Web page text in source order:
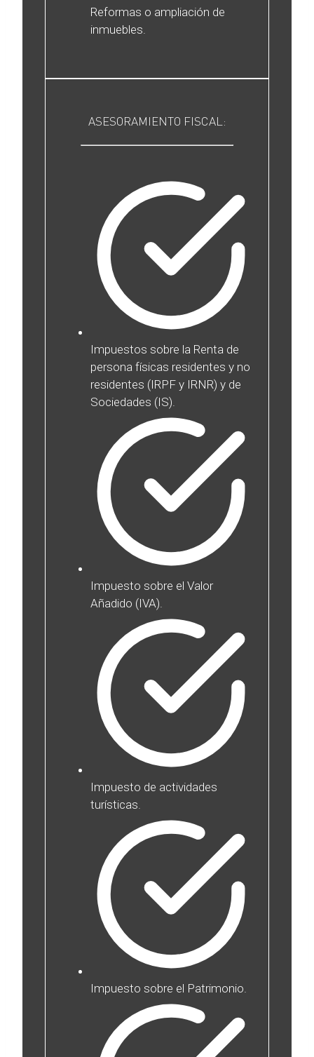
Reformas o ampliación de
inmuebles.
ASESORAMIENTO FISCAL:
Impuestos sobre la Renta de
persona físicas residentes y no
residentes (IRPF y IRNR) y de
Sociedades (IS).
Impuesto sobre el Valor
Añadido (IVA).
Impuesto de actividades
turísticas.
Impuesto sobre el Patrimonio.